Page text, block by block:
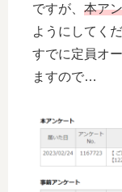
ですが、 本ア
ようにしてく
すでに定員オ
ますので…